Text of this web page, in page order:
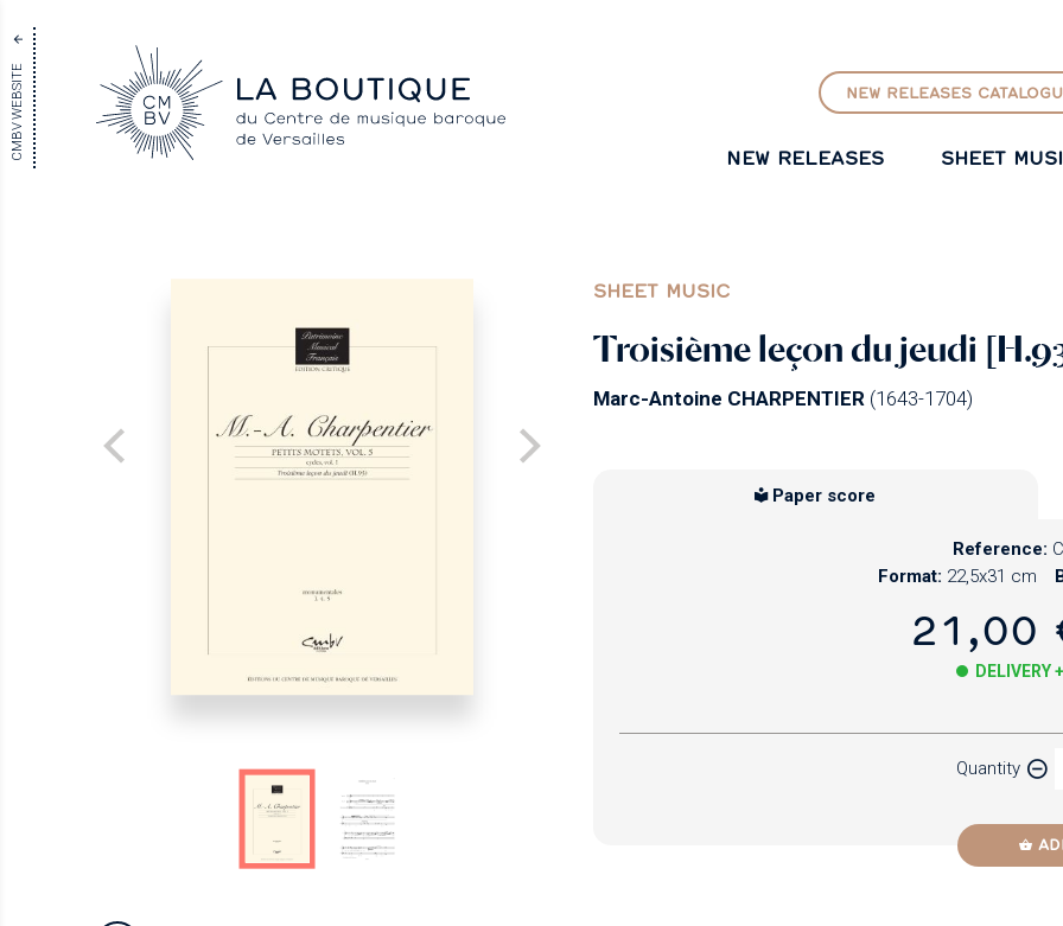
CMBV WEBSITE NEW RELEASES
NEW RELEASES SHEET
SHEET MUSIC
Troisième leçon du jeudi
Marc-Antoine CHARPENTIER (1643-1704)
Paper score
Reference:
Format: 22,5x31 cm
21,00
DELIVERY
Quantity